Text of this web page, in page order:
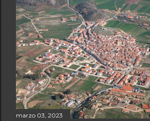
marzo 03, 2023